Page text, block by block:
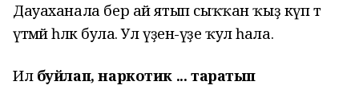
Дауаханала бер ай ятып сыҡҡан ҡыҙ күп тә
үтмәй һәләк була. Ул үҙенә-үҙе ҡул һала.
Ил буйлап, наркотик ... таратып